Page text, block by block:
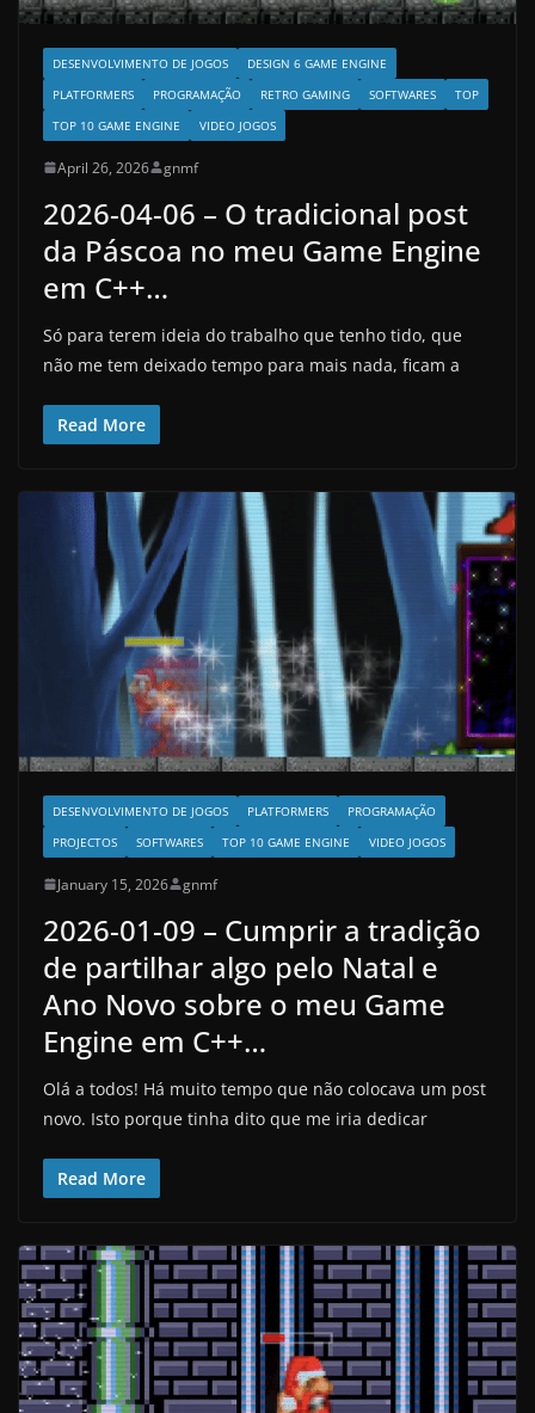
DESENVOLVIMENTO DE JOGOS
DESIGN 6 GAME ENGINE
PLATFORMERS
PROGRAMAÇÃO RETRO GAMING SOFTWARES
TOP
TOP 10 GAME ENGINE
VIDEO JOGOS
April 26, 2026 gnmf
2026-04-06 – O tradicional post
da Páscoa no meu Game Engine
em C++…
Só para terem ideia do trabalho que tenho tido, que
não me tem deixado tempo para mais nada, ficam a
Read More
DESENVOLVIMENTO DE JOGOS PLATFORMERS
PROGRAMAÇÃO
PROJECTOS
SOFTWARES TOP 10 GAME ENGINE VIDEO JOGOS
January 15, 2026 gnmf
2026-01-09 – Cumprir a tradição
de partilhar algo pelo Natal e
Ano Novo sobre o meu Game
Engine em C++…
Olá a todos! Há muito tempo que não colocava um post
novo. Isto porque tinha dito que me iria dedicar
Read More